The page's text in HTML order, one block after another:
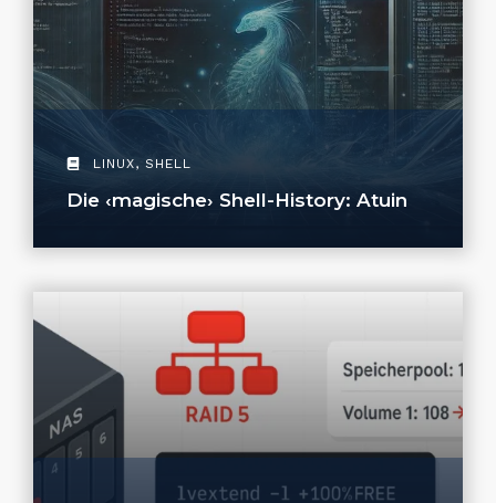
LINUX, SHELL
Die ‹magische› Shell-History: Atuin